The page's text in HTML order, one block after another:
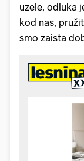
uzele, odluka
kod nas,
smo zaista